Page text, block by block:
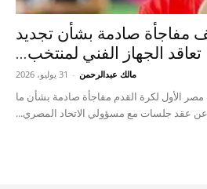
مفاجأة صادمة بشأن تجديد
تعاقد الجهاز الفني لمنتخب...
مالك عبدالرحمن - 31 يوليو، 2026
الأول لكرة القدم مفاجأة صادمة بشأن ما
عن عقد جلسات مع مسؤولي الاتحاد المصري...